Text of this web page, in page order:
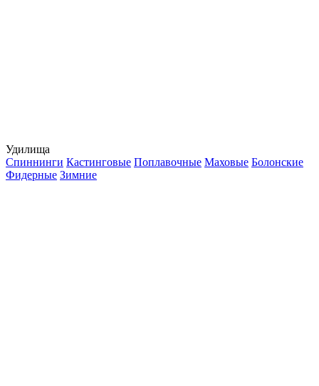
Удилища
Спиннинги Кастинговые Поплавочные Маховые Болонские
Фидерные Зимние